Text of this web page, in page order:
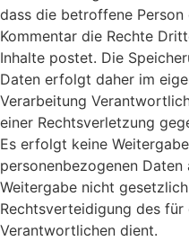
dass die betroffene
Kommentar die Rechte
Inhalte postet. Die
Daten erfolgt daher im
Verarbeitung
einer Rechtsverletzung
Es erfolgt keine
personenbezogenen
Weitergabe nicht
Rechtsverteidigung des für
Verantwortlichen dient.